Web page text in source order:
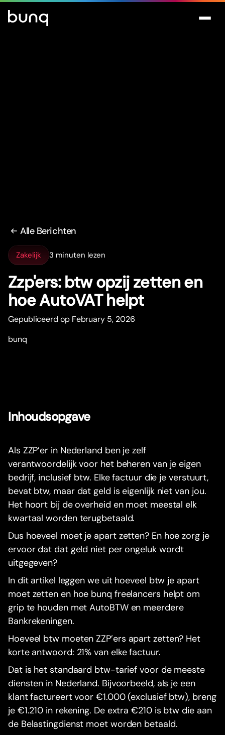
Alle Berichten
Zakelijk 3 minuten lezen
Zzp'ers: btw opzij zetten en
hoe AutoVAT helpt
Gepubliceerd op February 5, 2026
bunq
Inhoudsopgave
Als ZZP’er in Nederland ben je zelf
verantwoordelijk voor het beheren van je eigen
bedrijf, inclusief btw. Elke factuur die je verstuurt,
bevat btw, maar dat geld is eigenlijk niet van jou.
Het hoort bij de overheid en moet meestal elk
kwartaal worden terugbetaald.
Dus hoeveel moet je apart zetten? En hoe zorg je
ervoor dat dat geld niet per ongeluk wordt
uitgegeven?
In dit artikel leggen we uit hoeveel btw je apart
moet zetten en hoe bunq freelancers helpt om
grip te houden met AutoBTW en meerdere
Bankrekeningen.
Hoeveel btw moeten ZZP’ers apart zetten? Het
korte antwoord: 21% van elke factuur.
Dat is het standaard btw-tarief voor de meeste
diensten in Nederland. Bijvoorbeeld, als je een
klant factureert voor €1.000 (exclusief btw), breng
je €1.210 in rekening. De extra €210 is btw die aan
de Belastingdienst moet worden betaald.